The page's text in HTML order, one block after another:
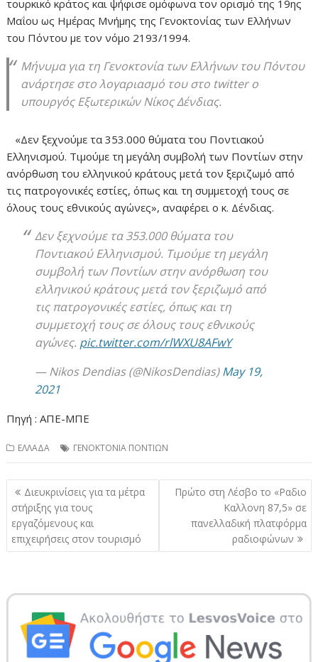
τουρκικό κράτος και ψήφισε ομόφωνα τον ορισμό της 19ης
Μαΐου ως Ημέρας Μνήμης της Γενοκτονίας των Ελλήνων
του Πόντου με τον νόμο 2193/1994.
Μήνυμα για τη Γενοκτονία των Ελλήνων του Πόντου
ανάρτησε στο λογαριασμό του στο twitter ο
υπουργός Εξωτερικών Νίκος Δένδιας.
«Δεν ξεχνούμε τα 353.000 θύματα του Ποντιακού
Ελληνισμού. Τιμούμε τη μεγάλη συμβολή των Ποντίων στην
ανόρθωση του ελληνικού κράτους μετά τον ξεριζωμό από
τις πατρογονικές εστίες, όπως και τη συμμετοχή τους σε
όλους τους εθνικούς αγώνες», αναφέρει ο κ. Δένδιας.
Δεν ξεχνούμε τα 353.000 θύματα του
Ποντιακού Ελληνισμού. Τιμούμε τη μεγάλη
συμβολή των Ποντίων στην ανόρθωση του
ελληνικού κράτους μετά τον ξεριζωμό από
τις πατρογονικές εστίες, όπως και τη
συμμετοχή τους σε όλους τους εθνικούς
αγώνες. pic.twitter.com/rlWXU8AFwY
— Nikos Dendias (@NikosDendias)May 19,
2021
Πηγή : ΑΠΕ-ΜΠΕ
ΕΛΛΑΔΑ ΓΕΝΟΚΤΟΝΙΑ ΠΟΝΤΙΩΝ
Πλοήγηση
άρθρων
Διευκρινίσεις για τα μέτρα
στήριξης για τους
εργαζόμενους και
επιχειρήσεις στον τουρισμό
Πρώτο στη Λέσβο το «Ραδιο
Καλλονη 87,5» σε
πανελλαδική πλατφόρμα
ραδιοφώνων